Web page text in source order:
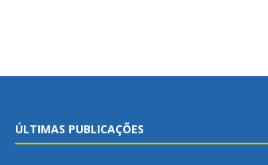
ÚLTIMAS PUBLICAÇÕES